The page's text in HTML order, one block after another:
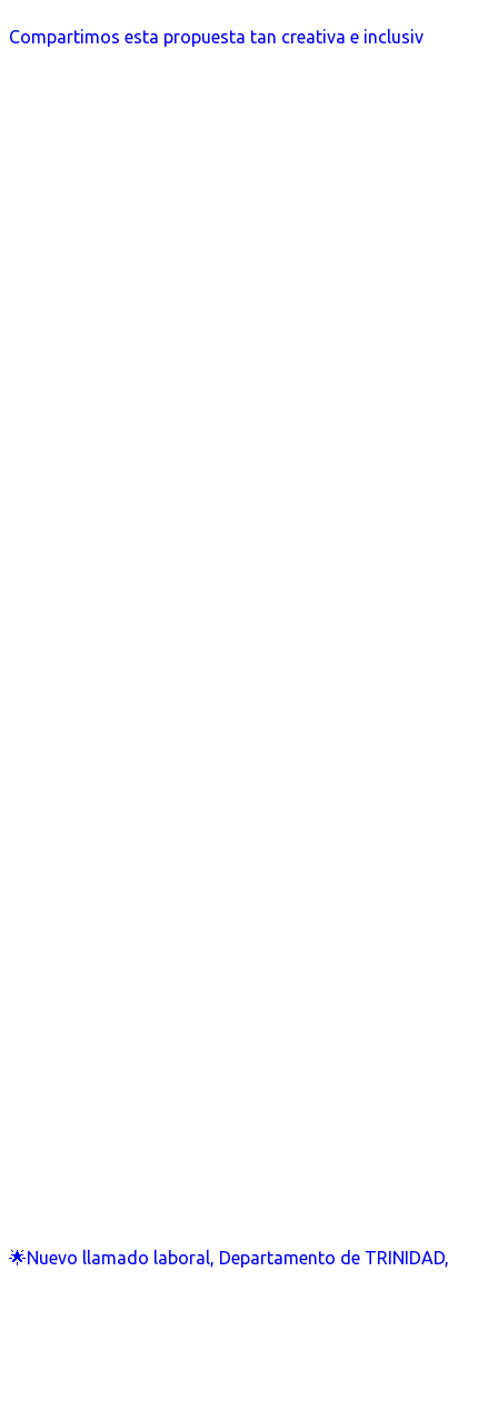
Compartimos esta propuesta tan creativa e inclusiv
🌟Nuevo llamado laboral, Departamento de TRINIDAD,